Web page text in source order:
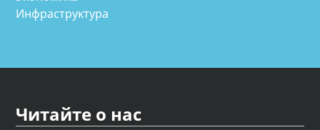
Инфраструктура
Читайте о нас